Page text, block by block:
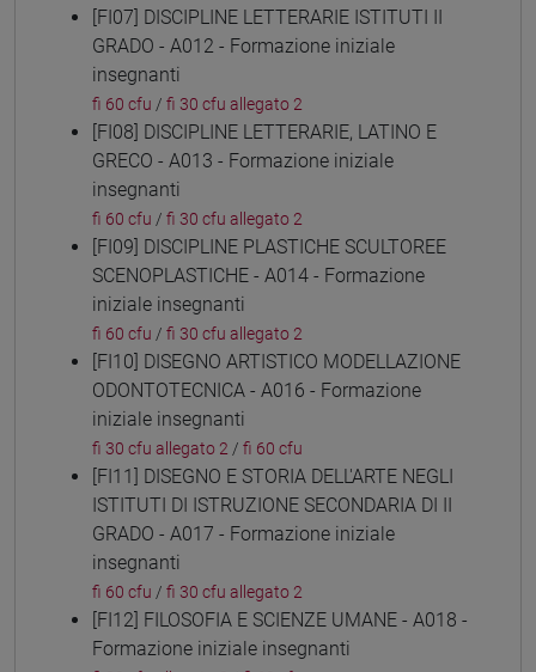
[FI07] DISCIPLINE LETTERARIE ISTITUTI II
GRADO - A012 - Formazione iniziale
insegnanti
fi 60 cfu / fi 30 cfu allegato 2
[FI08] DISCIPLINE LETTERARIE, LATINO E
GRECO - A013 - Formazione iniziale
insegnanti
fi 60 cfu / fi 30 cfu allegato 2
[FI09] DISCIPLINE PLASTICHE SCULTOREE
SCENOPLASTICHE - A014 - Formazione
iniziale insegnanti
fi 60 cfu / fi 30 cfu allegato 2
[FI10] DISEGNO ARTISTICO MODELLAZIONE
ODONTOTECNICA - A016 - Formazione
iniziale insegnanti
fi 30 cfu allegato 2 / fi 60 cfu
[FI11] DISEGNO E STORIA DELL'ARTE NEGLI
ISTITUTI DI ISTRUZIONE SECONDARIA DI II
GRADO - A017 - Formazione iniziale
insegnanti
fi 60 cfu / fi 30 cfu allegato 2
[FI12] FILOSOFIA E SCIENZE UMANE - A018 -
Formazione iniziale insegnanti